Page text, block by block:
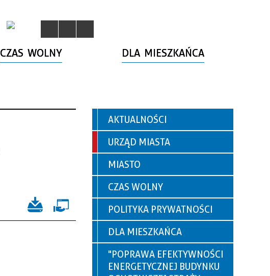
CZAS WOLNY DLA MIESZKAŃCA
AKTUALNOŚCI
URZĄD MIASTA
MIASTO
CZAS WOLNY
POLITYKA PRYWATNOŚCI
DLA MIESZKAŃCA
"POPRAWA EFEKTYWNOŚCI
ENERGETYCZNEJ BUDYNKU